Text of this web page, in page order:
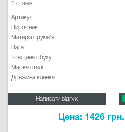
1 отзыв
Артикул
Виробник
Матеріал руків'я
Вага
Товщина обуху
Марка сталі
Довжина клинка
Написати відгук
Цена: 1426 грн.